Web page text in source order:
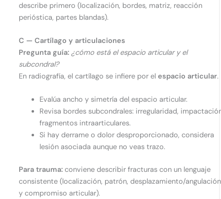
describe primero (localización, bordes, matriz, reacción
perióstica, partes blandas).
C — Cartílago y articulaciones
Pregunta guía: ¿cómo está el espacio articular y el
subcondral?
En radiografía, el cartílago se infiere por elespacio articular.
Evalúa ancho y simetría del espacio articular.
Revisa bordes subcondrales: irregularidad,
fragmentos intraarticulares.
Si hay derrame o dolor desproporcionado, considera
lesión asociada aunque no veas trazo.
Para trauma: conviene describir fracturas con un lenguaje
consistente (localización, patrón, desplazamiento/angulación
y compromiso articular).